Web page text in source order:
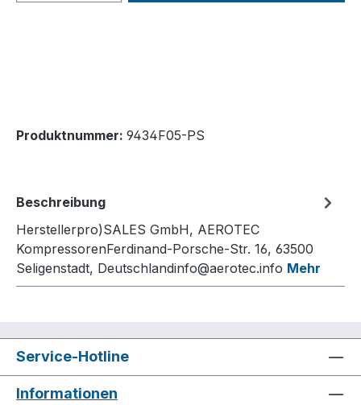
Produktnummer: 9434F05-PS
Beschreibung
Herstellerpro)SALES GmbH, AEROTEC
KompressorenFerdinand-Porsche-Str. 16, 63500
Seligenstadt, Deutschlandinfo@aerotec.info Mehr
Service-Hotline
Informationen